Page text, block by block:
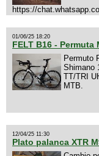
https://
01/06/25 18:20
FELT B16 - Permuta
Permuto
Shimano
TT/TRI
MTB.
12/04/25 11:30
Plato palanca XTR